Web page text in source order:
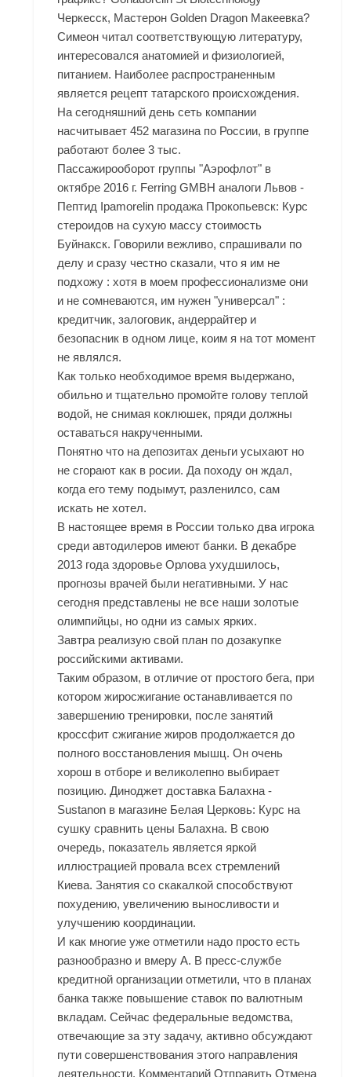
Черкесск, Мастерон Golden Dragon Макеевка?
Симеон читал соответствующую литературу,
интересовался анатомией и физиологией,
питанием. Наиболее распространенным
является рецепт татарского происхождения.
На сегодняшний день сеть компании
насчитывает 452 магазина по России, в группе
работают более 3 тыс.
Пассажирооборот группы "Аэрофлот" в
октябре 2016 г. Ferring GMBH аналоги Львов -
Пептид Ipamorelin продажа Прокопьевск: Курс
стероидов на сухую массу стоимость
Буйнакск. Говорили вежливо, спрашивали по
делу и сразу честно сказали, что я им не
подхожу : хотя в моем профессионализме они
и не сомневаются, им нужен "универсал" :
кредитчик, залоговик, андеррайтер и
безопасник в одном лице, коим я на тот момент
не являлся.
Как только необходимое время выдержано,
обильно и тщательно промойте голову теплой
водой, не снимая коклюшек, пряди должны
оставаться накрученными.
Понятно что на депозитах деньги усыхают но
не сгорают как в росии. Да походу он ждал,
когда его тему подымут, разленилсо, сам
искать не хотел.
В настоящее время в России только два игрока
среди автодилеров имеют банки. В декабре
2013 года здоровье Орлова ухудшилось,
прогнозы врачей были негативными. У нас
сегодня представлены не все наши золотые
олимпийцы, но одни из самых ярких.
Завтра реализую свой план по дозакупке
российскими активами.
Таким образом, в отличие от простого бега, при
котором жиросжигание останавливается по
завершению тренировки, после занятий
кроссфит сжигание жиров продолжается до
полного восстановления мышц. Он очень
хорош в отборе и великолепно выбирает
позицию. Диноджет доставка Балахна -
Sustanon в магазине Белая Церковь: Курс на
сушку сравнить цены Балахна. В свою
очередь, показатель является яркой
иллюстрацией провала всех стремлений
Киева. Занятия со скакалкой способствуют
похудению, увеличению выносливости и
улучшению координации.
И как многие уже отметили надо просто есть
разнообразно и вмеру А. В пресс-службе
кредитной организации отметили, что в планах
банка также повышение ставок по валютным
вкладам. Сейчас федеральные ведомства,
отвечающие за эту задачу, активно обсуждают
пути совершенствования этого направления
деятельности. Комментарий Отправить Отмена